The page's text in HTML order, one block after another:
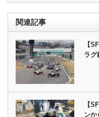
関連記事
【
ラグ
【
ン